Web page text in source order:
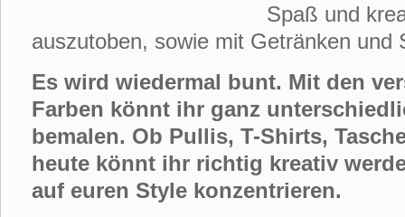
Spaß und
auszutoben, sowie mit Getränken und
Es wird wiedermal bunt. Mit den
Farben könnt ihr ganz
bemalen. Ob Pullis, T-Shirts,
heute könnt ihr richtig kreativ
auf euren Style konzentrieren.